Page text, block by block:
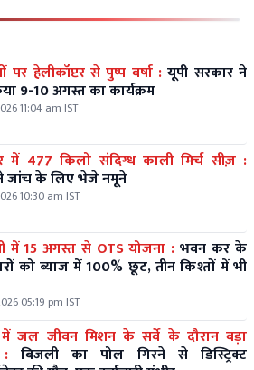
पर हेलीकॉप्टर से पुष्प वर्षा : यूपी सरकार ने
9-10 अगस्त का कार्यक्रम
11:04 am IST
में 477 किलो संदिग्ध काली मिर्च सीज़ :
जांच के लिए भेजे नमूने
10:30 am IST
में 15 अगस्त से OTS योजना : भवन कर के
को ब्याज में 100% छूट, तीन किश्तों में भी
05:19 pm IST
जल जीवन मिशन के सर्वे के दौरान बड़ा
: बिजली का पोल गिरने से डिस्ट्रिक्ट